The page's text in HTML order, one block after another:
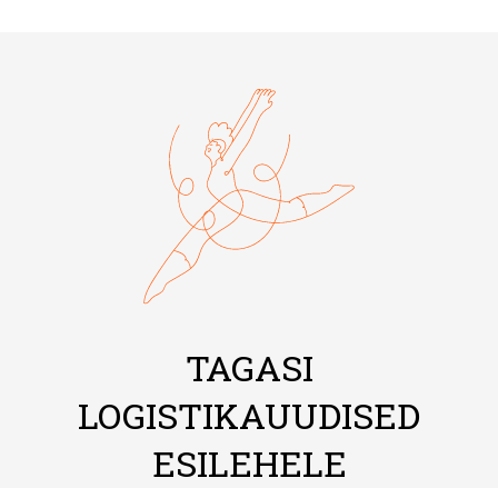
TAGASI
LOGISTIKAUUDISED
ESILEHELE